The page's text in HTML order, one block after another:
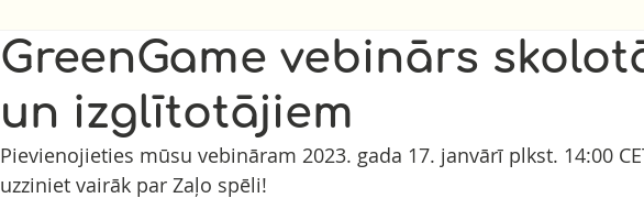
GreenGame vebinārs
un izglītotājiem
Pievienojieties mūsu vebināram 2023. gada 17. janvārī plkst. 14:00
uzziniet vairāk par Zaļo spēli!